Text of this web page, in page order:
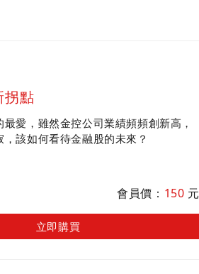
拐點
愛，雖然金控公司業績頻頻創新高，
該如何看待金融股的未來？
立即購買
會員價： 150 元